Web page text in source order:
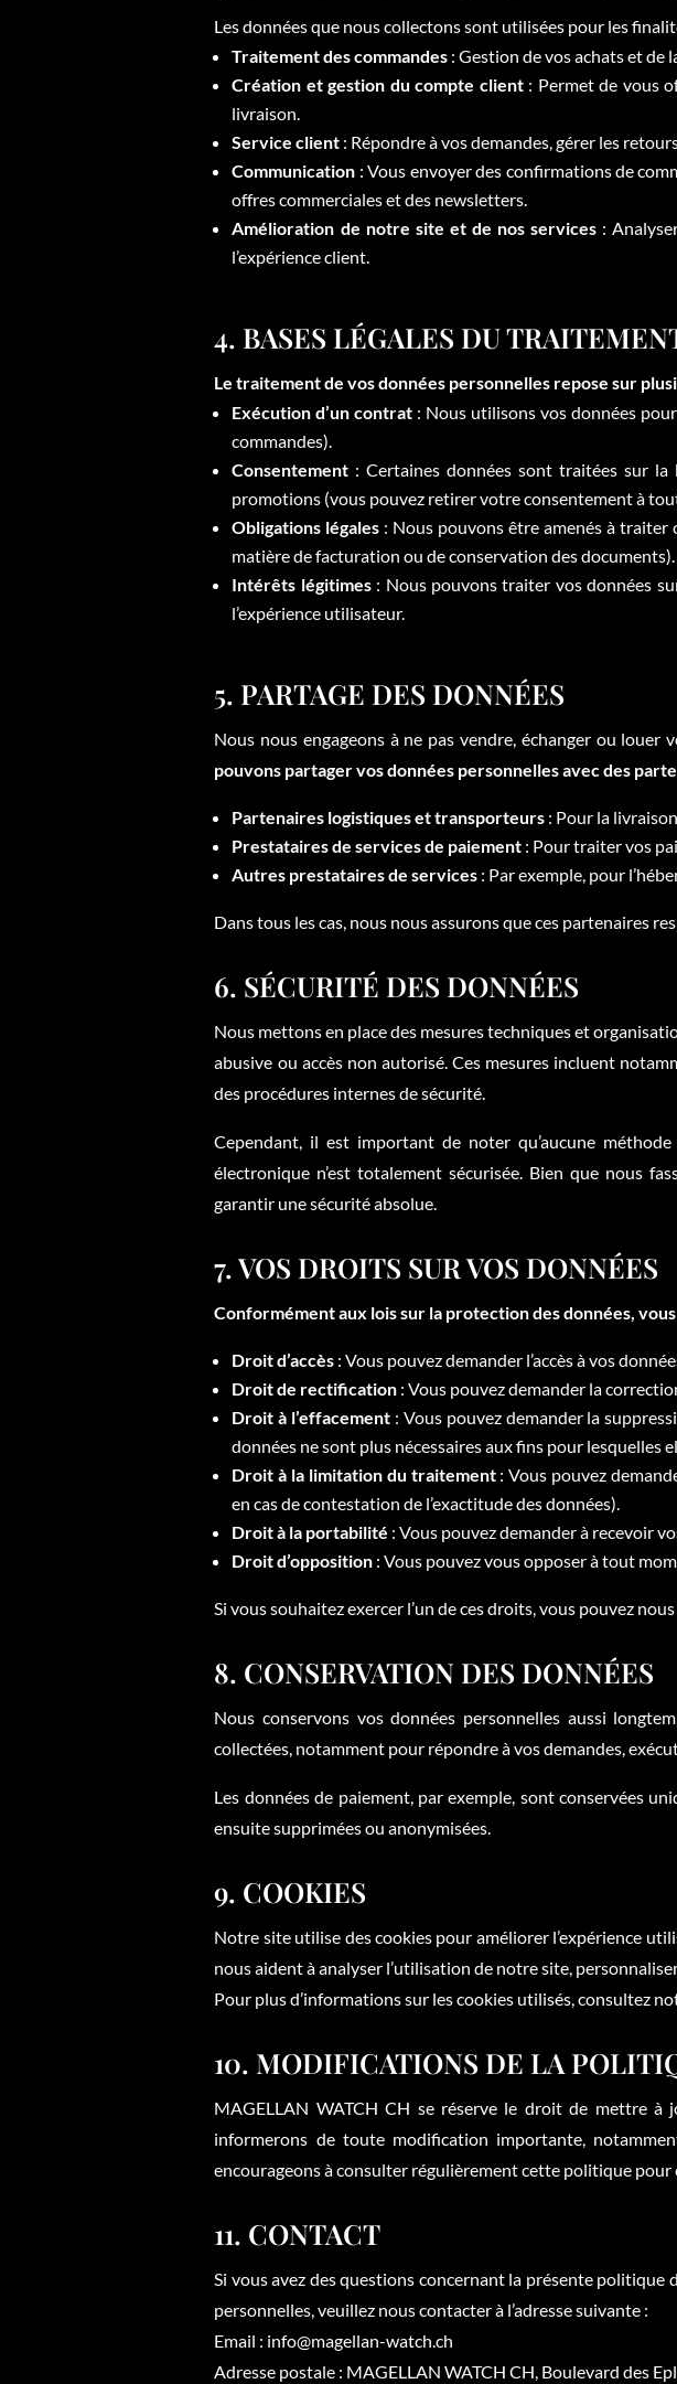
Les données que nous collectons sont utilisées pour les
Traitement des commandes : Gestion de vos achats et de
Création et gestion du compte client: Permet de vous
livraison.
Service client : Répondre à vos demandes, gérer les
Communication : Vous envoyer des confirmations de
offres commerciales et des newsletters.
Amélioration de notre site et de nos services :
l’expérience client.
4. BASES LÉGALES DU
Le traitement de vos données personnelles repose sur
Exécution d’un contrat : Nous utilisons vos données
commandes).
Consentement : Certaines données sont traitées sur
promotions (vous pouvez retirer votre consentement à
Obligations légales : Nous pouvons être amenés à
matière de facturation ou de conservation des documents).
Intérêts légitimes: Nous pouvons traiter vos données
l’expérience utilisateur.
5. PARTAGE DES DONNÉES
Nous nous engageons à ne pas vendre, échanger ou louer
pouvons partager vos données personnelles avec des
Partenaires logistiques et transporteurs : Pour la
Prestataires de services de paiement : Pour traiter vos
Autres prestataires de services : Par exemple, pour
Dans tous les cas, nous nous assurons que ces partenaires
6. SÉCURITÉ DES DONNÉES
Nous mettons en place des mesures techniques et
abusive ou accès non autorisé. Ces mesures incluent
des procédures internes de sécurité.
Cependant, il est important de noter qu’aucune
électronique n’est totalement sécurisée. Bien que nous
garantir une sécurité absolue.
7. VOS DROITS SUR VOS DONNÉES
Conformément aux lois sur la protection des données,
Droit d’accès : Vous pouvez demander l’accès à vos
Droit de rectification : Vous pouvez demander la
Droit à l’effacement : Vous pouvez demander la
données ne sont plus nécessaires aux fins pour lesquelles
Droit à la limitation du traitement: Vous pouvez
en cas de contestation de l’exactitude des données).
Droit à la portabilité : Vous pouvez demander à recevoir
Droit d’opposition : Vous pouvez vous opposer à tout
Si vous souhaitez exercer l’un de ces droits, vous pouvez
8. CONSERVATION DES DONNÉES
Nous conservons vos données personnelles aussi
collectées, notamment pour répondre à vos demandes,
Les données de paiement, par exemple, sont conservées
ensuite supprimées ou anonymisées.
9. COOKIES
Notre site utilise des cookies pour améliorer l’expérience
nous aident à analyser l’utilisation de notre site,
Pour plus d’informations sur les cookies utilisés, consultez
10. MODIFICATIONS DE LA
MAGELLAN WATCH CH se réserve le droit de mettre
informerons de toute modification importante,
encourageons à consulter régulièrement cette politique
11. CONTACT
Si vous avez des questions concernant la présente
personnelles, veuillez nous contacter à l’adresse suivante :
Email : info@magellan-watch.ch
Adresse postale : MAGELLAN WATCH CH, Boulevard des